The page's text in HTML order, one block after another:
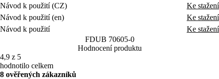
Návod k použití (CZ)
Ke stažení
Návod k použití (en)
Ke stažení
Návod k použití
Ke stažení
FDUB 70605-0
Hodnocení produktu
4,9 z 5
hodnotilo celkem
8 ověřených zákazníků